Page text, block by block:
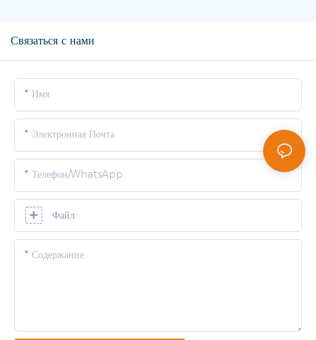
Связаться с нами
Имя
Электронная Почта
Телефон/WhatsApp
Файл
Содержание